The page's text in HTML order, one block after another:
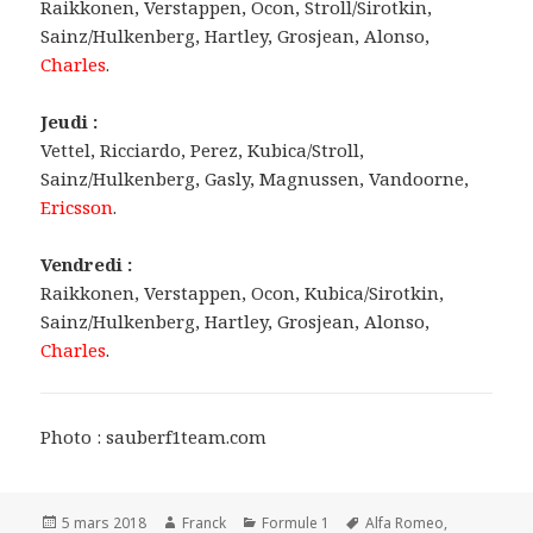
Raikkonen, Verstappen, Ocon, Stroll/Sirotkin,
Sainz/Hulkenberg, Hartley, Grosjean, Alonso,
Charles.
Jeudi :
Vettel, Ricciardo, Perez, Kubica/Stroll,
Sainz/Hulkenberg, Gasly, Magnussen, Vandoorne,
Ericsson.
Vendredi :
Raikkonen, Verstappen, Ocon, Kubica/Sirotkin,
Sainz/Hulkenberg, Hartley, Grosjean, Alonso,
Charles.
Photo : sauberf1team.com
Publié
5 mars 2018 Auteur
Franck Catégories
Formule 1 Mots-
Alfa Romeo,